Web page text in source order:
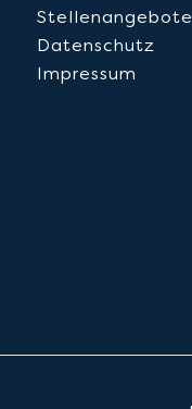
Stellenangebote
Datenschutz
Impressum